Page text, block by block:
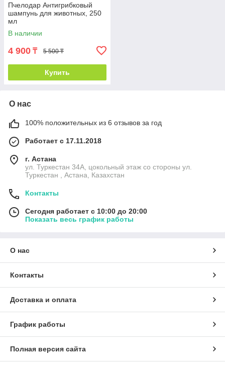
Пчелодар Антигрибковый
шампунь для животных, 250
мл
В наличии
4 900 ₸ 5 500 ₸
Купить
О нас
100% положительных из 6 отзывов за год
Работает с 17.11.2018
г. Астана
ул. Туркестан 34А, цокольный этаж со стороны ул.
Туркестан , Астана, Казахстан
Контакты
Сегодня работает с 10:00 до 20:00
Показать весь график работы
О нас
Контакты
Доставка и оплата
График работы
Полная версия сайта